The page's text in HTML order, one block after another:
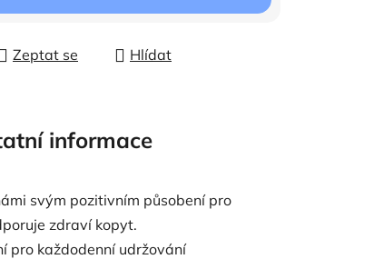
Zeptat se
Hlídat
informace
svým pozitivním působení pro
zdraví kopyt.
pro každodenní udržování